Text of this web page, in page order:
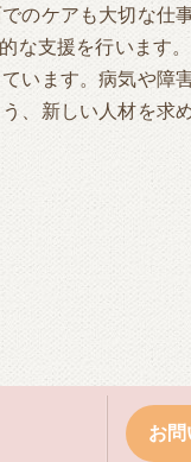
のケアも大切な仕
な支援を行います。
います。病気や障
、新しい人材を求
お